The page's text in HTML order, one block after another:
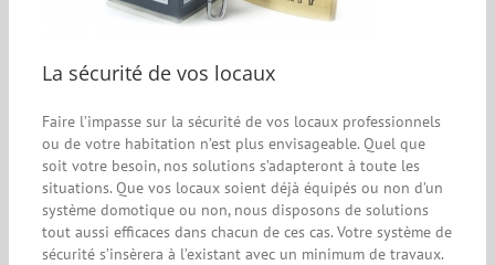
La sécurité de vos locaux
Faire l’impasse sur la sécurité de vos locaux professionnels
ou de votre habitation n’est plus envisageable. Quel que
soit votre besoin, nos solutions s’adapteront à toute les
situations. Que vos locaux soient déjà équipés ou non d’un
système domotique ou non, nous disposons de solutions
tout aussi efficaces dans chacun de ces cas. Votre système de
sécurité s’insèrera à l’existant avec un minimum de travaux.